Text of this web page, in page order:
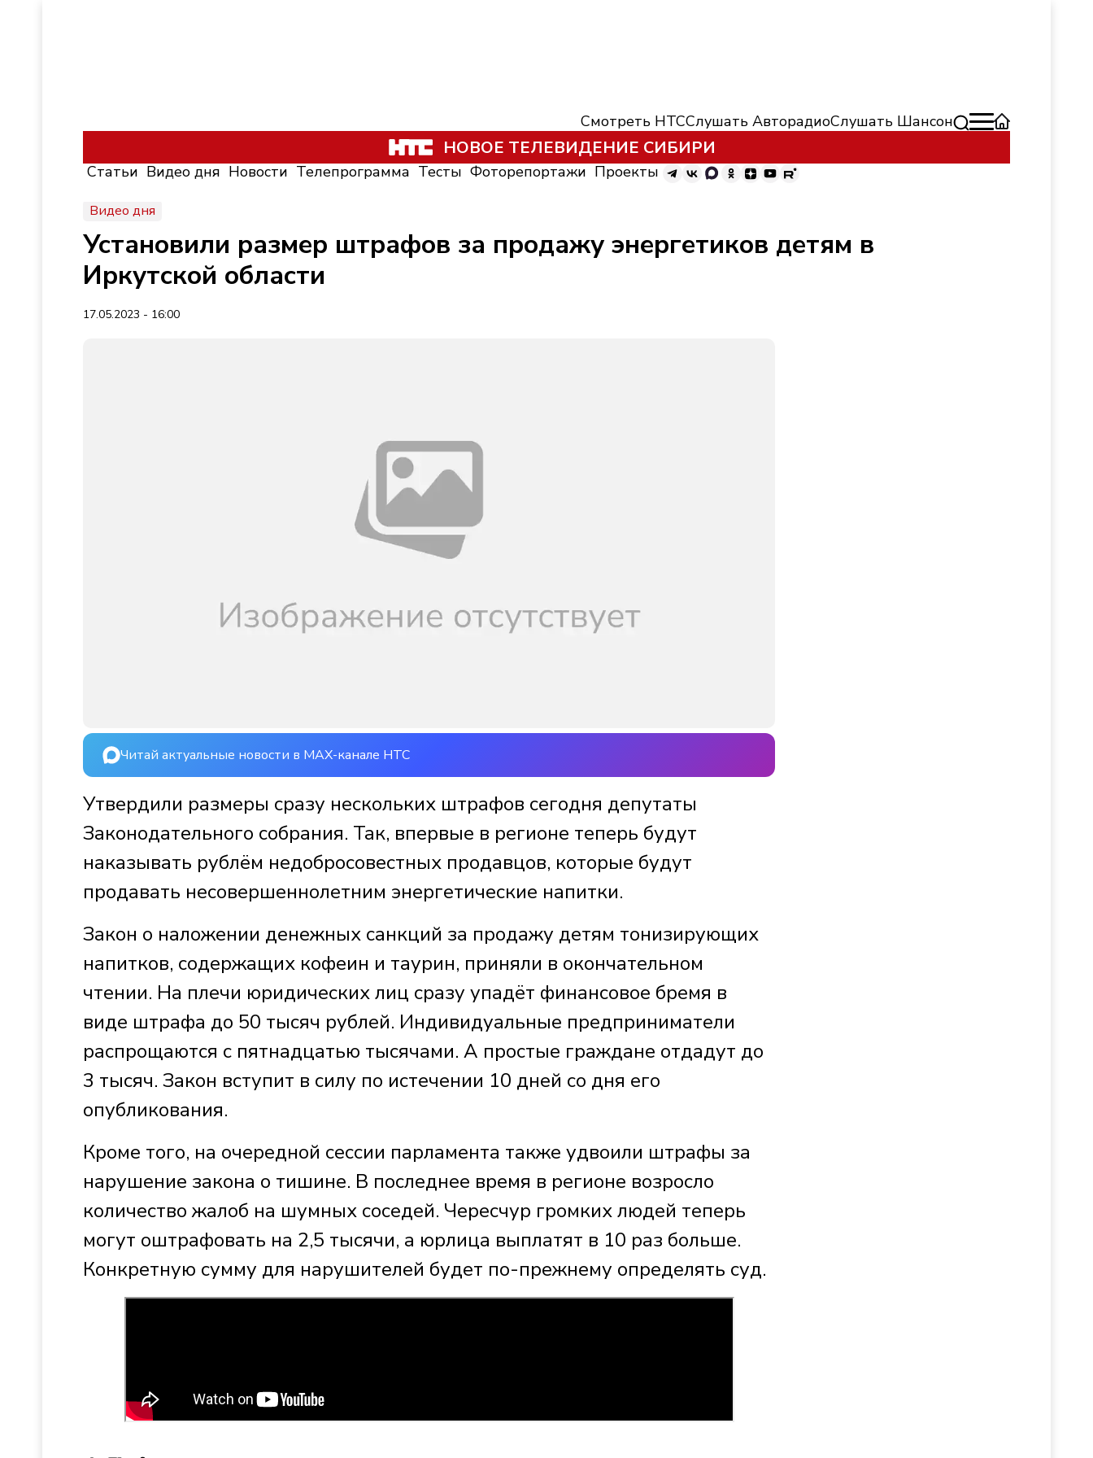
Смотреть НТССлушать АвторадиоСлушать Шансон
НОВОЕ ТЕЛЕВИДЕНИЕ СИБИРИ
Статьи Видео дня Новости Телепрограмма Тесты Фоторепортажи Проекты
Видео дня
Установили размер штрафов за продажу энергетиков детям в
Иркутской области
17.05.2023 - 16:00
Читай актуальные новости в MAX-канале НТС
Утвердили размеры сразу нескольких штрафов сегодня депутаты
Законодательного собрания. Так, впервые в регионе теперь будут
наказывать рублём недобросовестных продавцов, которые будут
продавать несовершеннолетним энергетические напитки.
Закон о наложении денежных санкций за продажу детям тонизирующих
напитков, содержащих кофеин и таурин, приняли в окончательном
чтении. На плечи юридических лиц сразу упадёт финансовое бремя в
виде штрафа до 50 тысяч рублей. Индивидуальные предприниматели
распрощаются с пятнадцатью тысячами. А простые граждане отдадут до
3 тысяч. Закон вступит в силу по истечении 10 дней со дня его
опубликования.
Кроме того, на очередной сессии парламента также удвоили штрафы за
нарушение закона о тишине. В последнее время в регионе возросло
количество жалоб на шумных соседей. Чересчур громких людей теперь
могут оштрафовать на 2,5 тысячи, а юрлица выплатят в 10 раз больше.
Конкретную сумму для нарушителей будет по-прежнему определять суд.